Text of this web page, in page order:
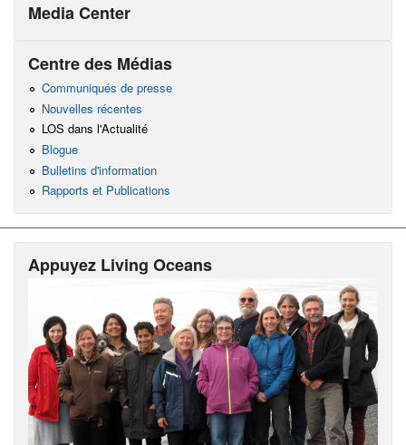
Media Center
Centre des Médias
Communiqués de presse
Nouvelles récentes
LOS dans l'Actualité
Blogue
Bulletins d'information
Rapports et Publications
Appuyez Living Oceans